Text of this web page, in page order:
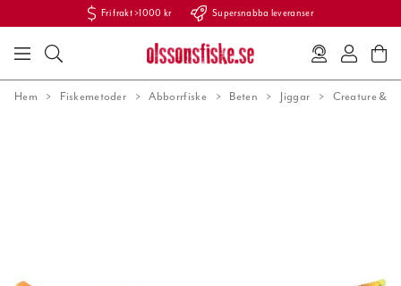
Fri frakt >1000 kr Supersnabba leveranser
Hem Fiskemetoder Abborrfiske Beten Jiggar Creature &